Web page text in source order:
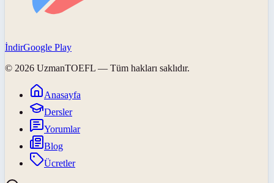
İndirGoogle Play
© 2026 UzmanTOEFL — Tüm hakları saklıdır.
Anasayfa
Dersler
Yorumlar
Blog
Ücretler